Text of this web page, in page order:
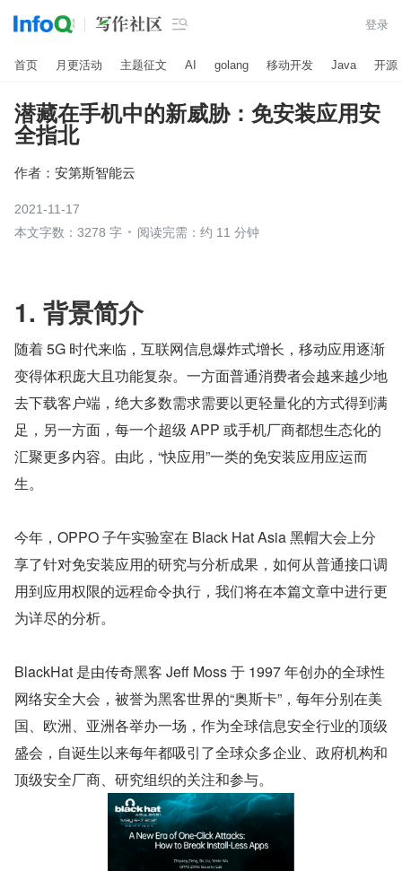
 登录
首页 月更活动 主题征文 AI golang 移动开发 Java 开源
潜藏在手机中的新威胁：免安装应用安
全指北
作者： 安第斯智能云
2021-11-17
本文字数：3278 字
阅读完需：约 11 分钟
1. 背景简介
随着 5G 时代来临，互联网信息爆炸式增长，移动应用逐渐
变得体积庞大且功能复杂。一方面普通消费者会越来越少地
去下载客户端，绝大多数需求需要以更轻量化的方式得到满
足，另一方面，每一个超级 APP 或手机厂商都想生态化的
汇聚更多内容。由此，“快应用”一类的免安装应用应运而
生。
今年，OPPO 子午实验室在 Black Hat Asia 黑帽大会上分
享了针对免安装应用的研究与分析成果，如何从普通接口调
用到应用权限的远程命令执行，我们将在本篇文章中进行更
为详尽的分析。
BlackHat 是由传奇黑客 Jeff Moss 于 1997 年创办的全球性
网络安全大会，被誉为黑客世界的“奥斯卡”，每年分别在美
国、欧洲、亚洲各举办一场，作为全球信息安全行业的顶级
盛会，自诞生以来每年都吸引了全球众多企业、政府机构和
顶级安全厂商、研究组织的关注和参与。